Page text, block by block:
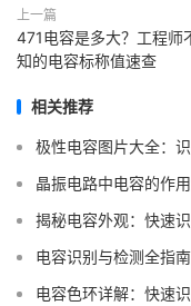
上一篇
471电容是多大？工程师
知的电容标称值速查
相关推荐
极性电容图片大全：
晶振电路中电容的作
揭秘电容外观：快速
电容识别与检测全指
电容色环详解：快速